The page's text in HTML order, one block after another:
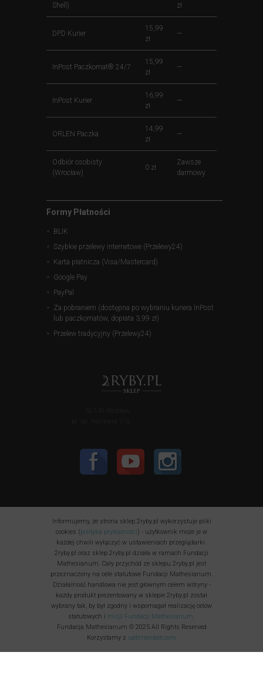
Shell)
zł
DPD Kurier
15,99
zł
—
InPost Paczkomat® 24/7
15,99
zł
—
InPost Kurier
16,99
zł
—
ORLEN Paczka
14,99
zł
—
Odbiór osobisty
(Wrocław)
0 zł
Zawsze
darmowy
Formy Płatności
BLIK
Szybkie przelewy internetowe (Przelewy24)
Karta płatnicza (Visa/Mastercard)
Google Pay
PayPal
Za pobraniem (dostępna po wybraniu kuriera InPost
lub paczkomatów, dopłata 3,99 zł)
Przelew tradycyjny (Przelewy24)
Informujemy, że strona sklep.2ryby.pl wykorzystuje pliki
cookies (polityka prywatności) - użytkownik może je w
każdej chwili wyłączyć w ustawieniach przeglądarki.
2ryby.pl oraz sklep.2ryby.pl działa w ramach Fundacji
Mathesianum. Cały przychód ze sklepu 2ryby.pl jest
przeznaczony na cele statutowe Fundacji Mathesianum.
Działalność handlowa nie jest głównym celem witryny -
każdy produkt prezentowany w sklepie 2ryby.pl został
wybrany tak, by był zgodny i wspomagał realizację celów
statutowych i misji Fundacji Mathesianum.
Fundacja Mathesianum © 2025 All Rights Reserved
Korzystamy z uptimerobot.com